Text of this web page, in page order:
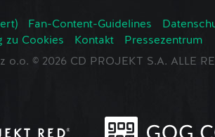
Fan-Content-Guidelines
zu Cookies
Kontakt
Pressezentrum
© 2026 CD PROJEKT S.A. ALLE